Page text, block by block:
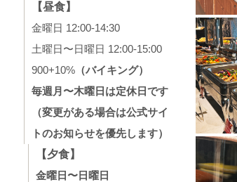
【昼食】
金曜日 12:00-14:30
土曜日〜日曜日 12:00-15:00
900+10% （バイキング）
毎週月 〜木曜日は定休日です
（変更がある場合は公式サイ
トのお知らせを優先します）
【夕食】
金曜日〜日曜日